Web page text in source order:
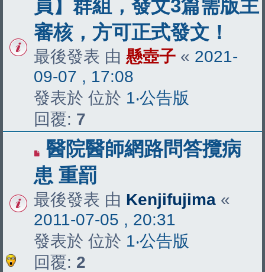
員】群組，發文3篇需版主
審核，方可正式發文！
最後發表 由 懸壺子 « 2021-
09-07 , 17:08
發表於 位於 1‧公告版
回覆: 7
醫院醫師網路問答攬病
患 重罰
最後發表 由 Kenjifujima «
2011-07-05 , 20:31
發表於 位於 1‧公告版
回覆: 2